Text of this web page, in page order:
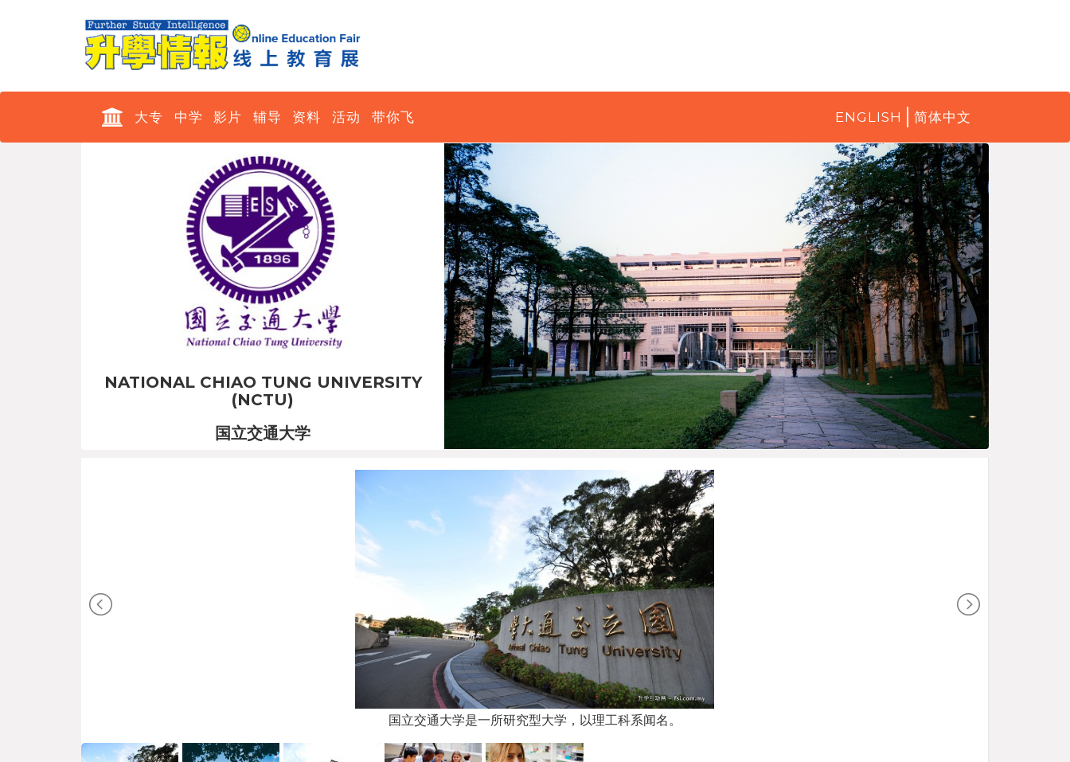
大专 中学 影片 辅导 资料 活动 带你飞 ENGLISH 简体中文
NATIONAL CHIAO TUNG UNIVERSITY
(NCTU)
国立交通大学
国立交通大学是一所研究型大学，以理工科系闻名。